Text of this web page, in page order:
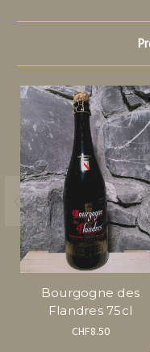
Bourgogne des
Flandres 75cl
CHF8.50